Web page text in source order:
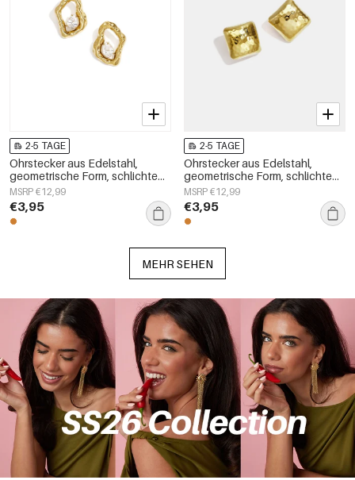
2-5 TAGE
Ohrstecker aus Edelstahl,
geometrische Form, schlichte
Alltags-Serie, Damenschmuck
MSRP €12,99
€3,95
2-5 TAGE
Ohrstecker aus Edelstahl,
geometrische Form, schlichte
Alltags-Serie, Damenschmuck
MSRP €12,99
€3,95
MEHR SEHEN